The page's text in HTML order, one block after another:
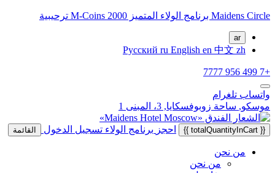
Maidens Circle برنامج الولاء المتميز 2000 M-Coins ترحيبية
ar
Русский ru English en 中文 zh
+7 499 956 7777
واتساب تلغرام
موسكو, ساحة زوبوفسكايا, 3، المبنى 1
{{ totalQuantityInCart }} احجز برنامج الولاء تسجيل الدخول القائمة
من نحن
من نحن